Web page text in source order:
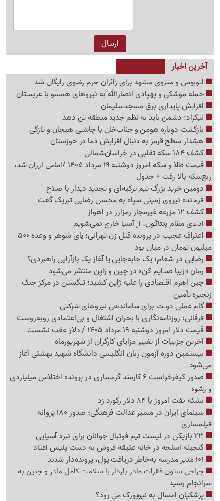
آخرین اخبار
اتوبوس و متروی مشهد برای زائران حرم رضوی رایگان شد
حمله موشکی و پهپادی انصارالله به نیروهای همسو با عربستان
افزایش پایداری برق مسجدسلیمان
نیکزاد: دشمن باید به نظم جدید منطقه تن دهد
بازگشت دوباره هومن و جناب‌خان با چاشنی هیجان و تازگی
هشدار سطح قرمز به دنبال افزایش دما در خوزستان
کشف 184 سکه تقلبی در خراسان‌شمالی
قیمت طلا و سکه امروز دوشنبه 19 مرداد 1405 /امامی ارزان شد،
ربع‌سکه بالا رفت + جدول
دومین خرید بزرگ تیم ترکیه‌ای و تجدید دیدار با صلاح
فرمانده نیروی زمینی سپاه به محسن رضایی تبریک گفت
کشف 12 مزرعه غیرمجاز رمزارز در اهواز
ادعای مقام پنتاگون: از آسیا خارج نمی‌شویم
اعتراف عجیب در پرونده قتل زن تهرانی؛ پای شوهر و وعده 500
میلیون تومان در میان بود
رضایی در شعام؛ یک جابه‌جایی یا آغاز یک بازآرایی راهبردی؟
رمان «زیبا صدایم کن» در چین و ژاپن منتشر می‌شود
چین اهرم اقتصادی را علیه ژاپن کشید؛ تنگستن در مرکز جنگ
زنجیره تأمین
گام عملی دولت برای ساماندهی نیروهای شرکتی
فرقانی: روزنامه‌نگاری با بحران اشتغال و بی‌اعتمادی روبه‌روست
قیمت دلار امروز دوشنبه 19 مرداد 1405 / دلار عقب نشست
آخرین جزییات از تغییر مزایای کارگران از شهریورماه
بیستمین دوره آزمون زبان انگلیسی دانشگاه شهید بهشتی آغاز
می‌شود
صدور کیفرخواست 6 کارمند گرمساری در پرونده اختلاس میلیاردی
و رشوه
بشکه نفت امروز با 84 دلار رکورد زد
سینمای ایران در مسیر عدالت فرهنگی؛ صدور 180 پروانه
فیلمسازی
گنجینه اسلحه در خانه عتیقه فروش به دست پلیس افتاد
جراحی ستون فقرات مادر باردار با سلامت کامل مادر و جنین به
سرانجام رسید
پزشکیان امسال به نیویورک می رود؟